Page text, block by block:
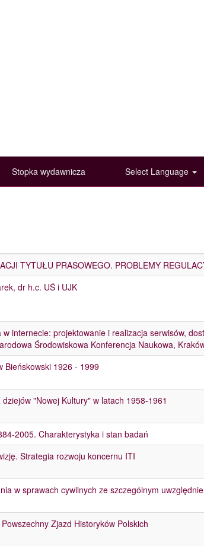
Stopka wydawnicza Select Language
TYTUŁU PRASOWEGO. PROBLEMY
dr h.c. UŚ i UJK
internecie: projektowanie i realizacja serwisów,
Środowiskowa Konferencja Naukowa,
Bieńskowski 1926 - 1999
"Nowej Kultury" w latach 1958-1961
2005. Charakterystyka i stan badań
Strategia rozwoju koncernu ITI
w sprawach cywilnych ze szczególnym
Zjazd Historyków Polskich